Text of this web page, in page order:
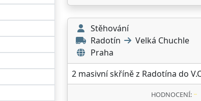
Stěhování
Radotín
Velká Chuchle
Praha
2 masivní skříně z Radotína do
HODNOCENÍ: